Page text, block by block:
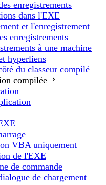
enregistrements
dans l'EXE
et l'enregistrement
enregistrements
à une machine
hyperliens
du classeur compilé
compilée
VBA uniquement
de l'EXE
de commande
de chargement